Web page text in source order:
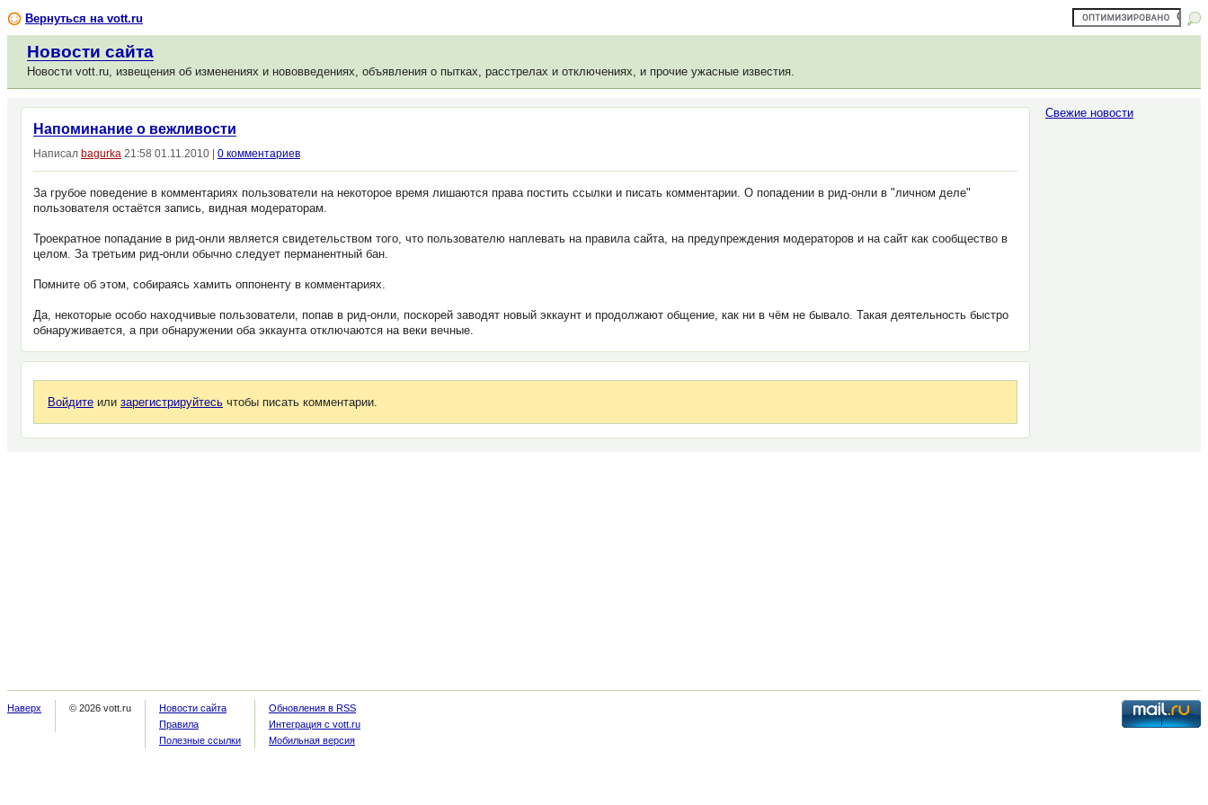
Вернуться на vott.ru
Новости сайта
Новости vott.ru, извещения об изменениях и нововведениях, объявления о пытках, расстрелах и отключениях, и прочие ужасные известия.
Свежие новости
Напоминание о вежливости
Написал bagurka 21:58 01.11.2010 | 0 комментариев
За грубое поведение в комментариях пользователи на некоторое время лишаются права постить ссылки и писать комментарии. О попадении в рид-онли в "личном деле"
пользователя остаётся запись, видная модераторам.
Троекратное попадание в рид-онли является свидетельством того, что пользователю наплевать на правила сайта, на предупреждения модераторов и на сайт как сообщество в
целом. За третьим рид-онли обычно следует перманентный бан.
Помните об этом, собираясь хамить оппоненту в комментариях.
Да, некоторые особо находчивые пользователи, попав в рид-онли, поскорей заводят новый эккаунт и продолжают общение, как ни в чём не бывало. Такая деятельность быстро
обнаруживается, а при обнаружении оба эккаунта отключаются на веки вечные.
Войдите или зарегистрируйтесь чтобы писать комментарии.
Наверх © 2026 vott.ru
Новости сайта
Правила
Полезные ссылки
Обновления в RSS
Интеграция с vott.ru
Мобильная версия